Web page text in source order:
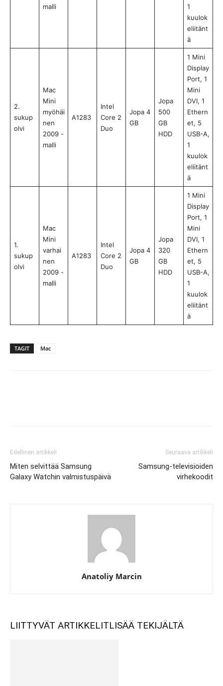
malli
1
kuulok
eliitänt
ä
2.
sukup
olvi
Mac
Mini
myöhäi
nen
2009 -
malli
A1283
Intel
Core 2
Duo
Jopa 4
GB
Jopa
500
GB
HDD
1 Mini
Display
Port, 1
Mini
DVI, 1
Ethern
et, 5
USB-A,
1
kuulok
eliitänt
ä
1.
sukup
olvi
Mac
Mini
varhai
nen
2009 -
malli
A1283
Intel
Core 2
Duo
Jopa 4
GB
Jopa
320
GB
HDD
1 Mini
Display
Port, 1
Mini
DVI, 1
Ethern
et, 5
USB-A,
1
kuulok
eliitänt
ä
TAGIT Mac
Edellinen artikkeli
Miten selvittää Samsung
Galaxy Watchin valmistuspäivä
Seuraava artikkeli
Samsung-televisioiden
virhekoodit
Anatoliy Marcin
LIITTYVÄT ARTIKKELITLISÄÄ TEKIJÄLTÄ